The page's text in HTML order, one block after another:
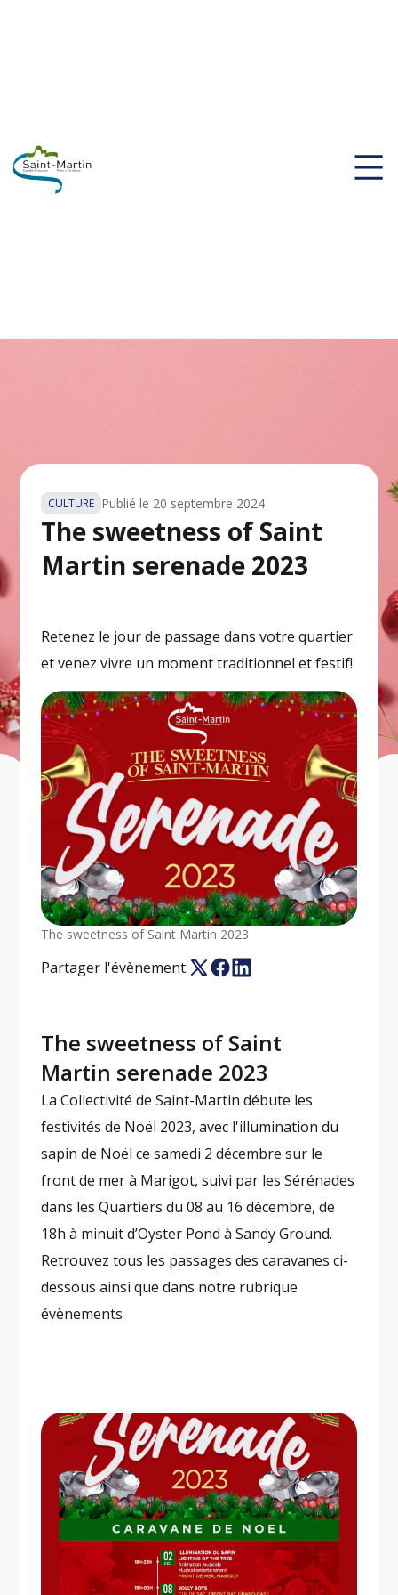
CULTURE Publié le 20 septembre 2024
The sweetness of Saint
Martin serenade 2023
Retenez le jour de passage dans votre quartier
et venez vivre un moment traditionnel et festif!
The sweetness of Saint Martin 2023
Partager l'évènement:
The sweetness of Saint
Martin serenade 2023
La Collectivité de Saint-Martin débute les
festivités de Noël 2023, avec l'illumination du
sapin de Noël ce samedi 2 décembre sur le
front de mer à Marigot, suivi par les Sérénades
dans les Quartiers du 08 au 16 décembre, de
18h à minuit d’Oyster Pond à Sandy Ground.
Retrouvez tous les passages des caravanes ci-
dessous ainsi que dans notre rubrique
évènements